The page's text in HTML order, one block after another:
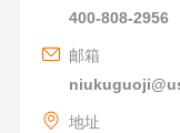
400-808-2956
邮箱
地址